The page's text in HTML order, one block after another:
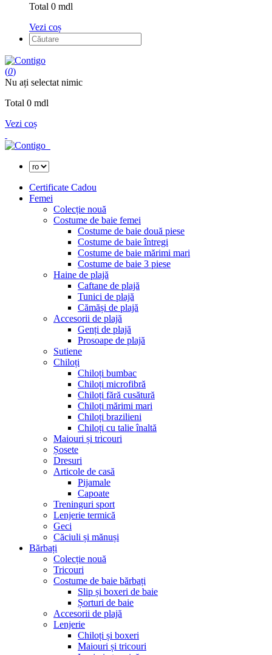
Total 0 mdl
Vezi coș
(0)
Nu ați selectat nimic
Total 0 mdl
Vezi coș
Certificate Cadou
Femei
Colecție nouă
Costume de baie femei
Costume de baie două piese
Costume de baie întregi
Costume de baie mărimi mari
Costume de baie 3 piese
Haine de plajă
Caftane de plajă
Tunici de plajă
Cămăși de plajă
Accesorii de plajă
Genți de plajă
Prosoape de plajă
Sutiene
Chiloți
Chiloți bumbac
Chiloți microfibră
Chiloți fără cusătură
Chiloți mărimi mari
Chiloți brazilieni
Chiloți cu talie înaltă
Maiouri și tricouri
Șosete
Dresuri
Articole de casă
Pijamale
Capoate
Treninguri sport
Lenjerie termică
Geci
Căciuli și mănuși
Bărbați
Colecție nouă
Tricouri
Costume de baie bărbați
Slip și boxeri de baie
Șorturi de baie
Accesorii de plajă
Lenjerie
Chiloți și boxeri
Maiouri și tricouri